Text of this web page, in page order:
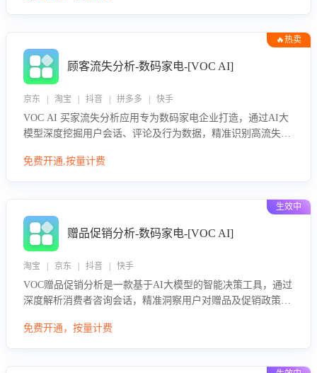
🔥热卖
顾客流失分析-数码家电-[VOC AI]
京东 | 淘宝 | 抖音 | 拼多多 | 快手
VOC AI 买家流失分析应用专为数码家电企业打造，通过AI大
模型深度挖掘用户会话、评论及行为数据，精准识别高流失风
迟、竞品价格冲击等。系统自动输出可落地的挽回策略，迅速
免费开通,按量计费
生效中
赠品促销分析-数码家电-[VOC AI]
淘宝 | 京东 | 抖音 | 快手
VOC赠品促销分析是一款基于AI大模型的智能决策工具，通过
深度解析消费者咨询会话，精准洞察用户对赠品及促销政策的
求，帮助企业制定个性化赠品组合策略，优化资源投放并淘汰
免费开通，按量计费